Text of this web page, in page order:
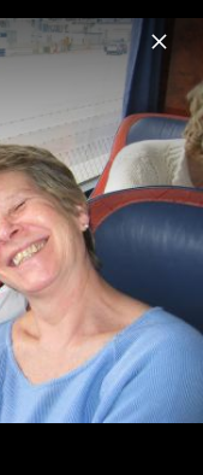
Menu
Fotos Biografie